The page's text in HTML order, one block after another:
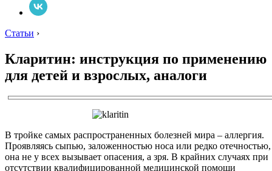
Статьи ›
Кларитин: инструкция по применению
для детей и взрослых, аналоги
В тройке самых распространенных болезней мира – аллергия.
Проявляясь сыпью, заложенностью носа или редко отечностью,
она не у всех вызывает опасения, а зря. В крайних случаях при
отсутствии квалифицированной медицинской помощи